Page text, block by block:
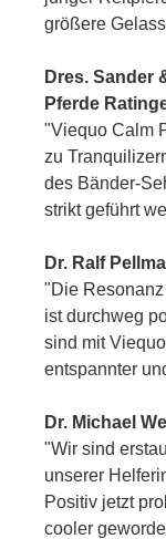
größere
Dres. Sander
Pferde
"Viequo Calm
zu
des Bänder-
strikt geführt
Dr. Ralf
"Die
ist durchweg
sind mit
entspannter
Dr. Michael
"Wir sind
unserer
Positiv jetzt
cooler